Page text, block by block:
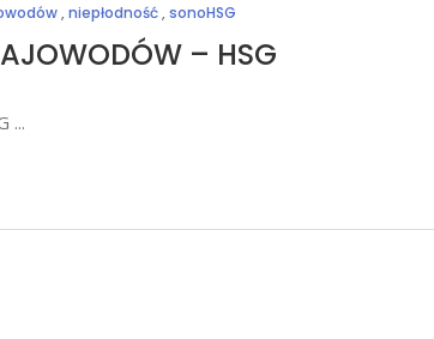
,niepłodność,sonoHSG
– HSG